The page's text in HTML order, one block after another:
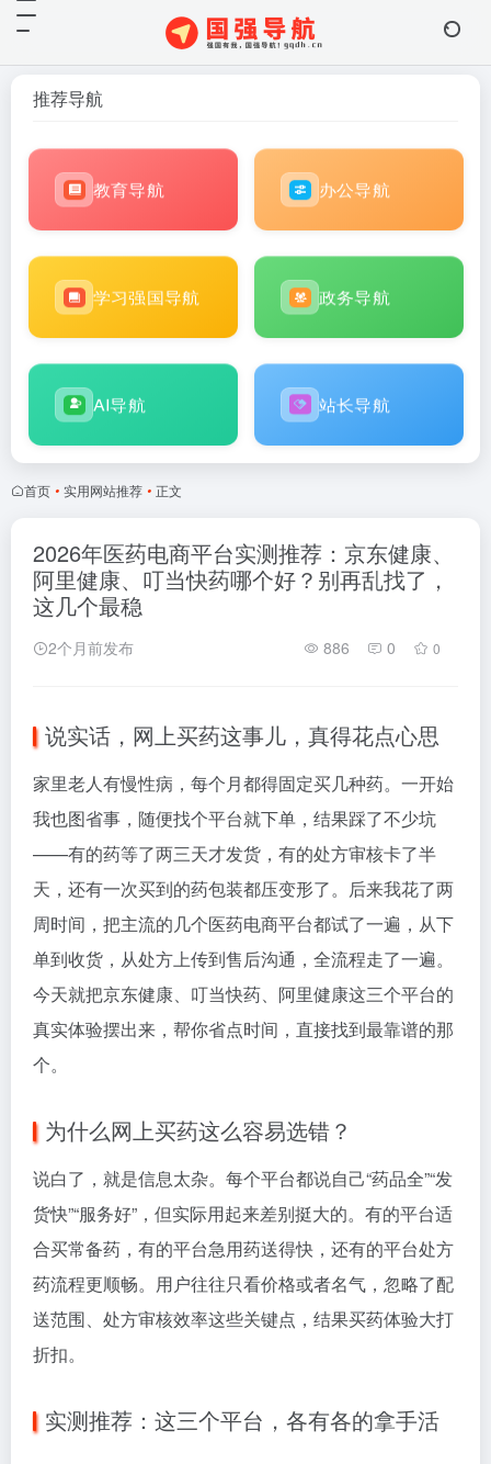
推荐导航
教育导航 办公导航
学习强国导航 政务导航
AI导航 站长导航
首页 • 实用网站推荐 • 正文
2026年医药电商平台实测推荐：京东健康、
阿里健康、叮当快药哪个好？别再乱找了，
这几个最稳
2个月前发布 886 0 0
说实话，网上买药这事儿，真得花点心思
家里老人有慢性病，每个月都得固定买几种药。一开始
我也图省事，随便找个平台就下单，结果踩了不少坑
——有的药等了两三天才发货，有的处方审核卡了半
天，还有一次买到的药包装都压变形了。后来我花了两
周时间，把主流的几个医药电商平台都试了一遍，从下
单到收货，从处方上传到售后沟通，全流程走了一遍。
今天就把京东健康、叮当快药、阿里健康这三个平台的
真实体验摆出来，帮你省点时间，直接找到最靠谱的那
个。
为什么网上买药这么容易选错？
说白了，就是信息太杂。每个平台都说自己“药品全”“发
货快”“服务好”，但实际用起来差别挺大的。有的平台适
合买常备药，有的平台急用药送得快，还有的平台处方
药流程更顺畅。用户往往只看价格或者名气，忽略了配
送范围、处方审核效率这些关键点，结果买药体验大打
折扣。
实测推荐：这三个平台，各有各的拿手活